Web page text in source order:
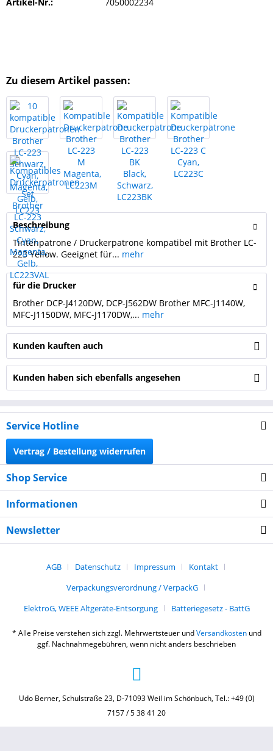
Zu diesem Artikel passen:
Beschreibung
Tintenpatrone / Druckerpatrone kompatibel mit Brother LC-
223 Yellow. Geeignet für... mehr
für die Drucker
Brother DCP-J4120DW, DCP-J562DW Brother MFC-J1140W,
MFC-J1150DW, MFC-J1170DW,... mehr
Kunden kauften auch
Kunden haben sich ebenfalls angesehen
Service Hotline
Vertrag / Bestellung widerrufen
Shop Service
Informationen
Newsletter
AGB Datenschutz Impressum
Kontakt
Verpackungsverordnung / VerpackG
ElektroG, WEEE Altgeräte-Entsorgung
Batteriegesetz - BattG
* Alle Preise verstehen sich zzgl. Mehrwertsteuer undVersandkostenund
ggf. Nachnahmegebühren, wenn nicht anders beschrieben
Udo Berner, Schulstraße 23, D-71093 Weil im Schönbuch, Tel.: +49 (0)
7157 / 5 38 41 20